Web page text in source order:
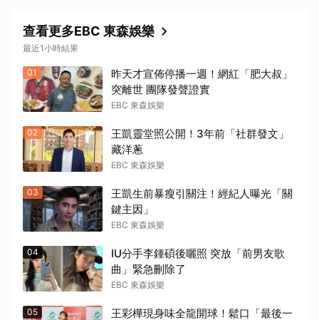
查看更多EBC 東森娛樂
最近1小時結果
01
昨天才宣佈停播一週！網紅「肥大叔」
突離世 團隊發聲證實
EBC 東森娛樂
02
王凱靈堂照公開！3年前「社群發文」
藏洋蔥
EBC 東森娛樂
03
王凱生前暴瘦引關注！經紀人曝光「關
鍵主因」
EBC 東森娛樂
04
IU分手李鍾碩後曬照 突放「前男友歌
曲」緊急刪除了
EBC 東森娛樂
05 王彩樺現身味全龍開球！鬆口「最後一